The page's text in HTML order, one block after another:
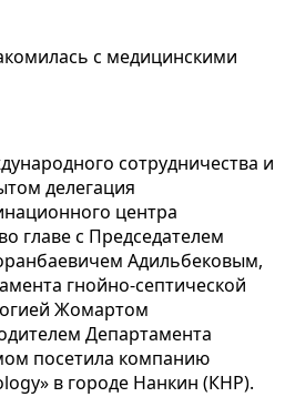
с медицинскими
сотрудничества и
делегация
центра
главе с Председателем
Адильбековым,
гнойно-септической
Жомартом
Департамента
посетила компанию
в городе Нанкин (КНР).